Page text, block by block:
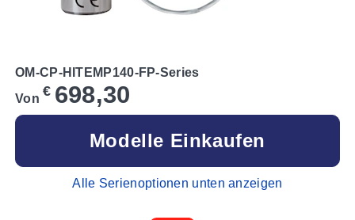
OM-CP-HITEMP140-FP-Series
Von € 698,30
Modelle Einkaufen
Alle Serienoptionen unten anzeigen